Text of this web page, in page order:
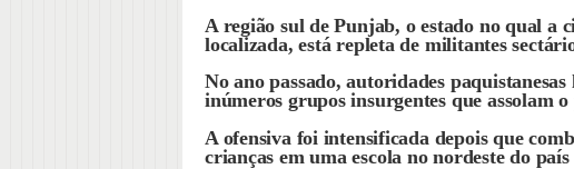
A região sul de Punjab, o estado no qual a
localizada, está repleta de militantes
No ano passado, autoridades
inúmeros grupos insurgentes que assolam
A ofensiva foi intensificada depois que
crianças em uma escola no nordeste do